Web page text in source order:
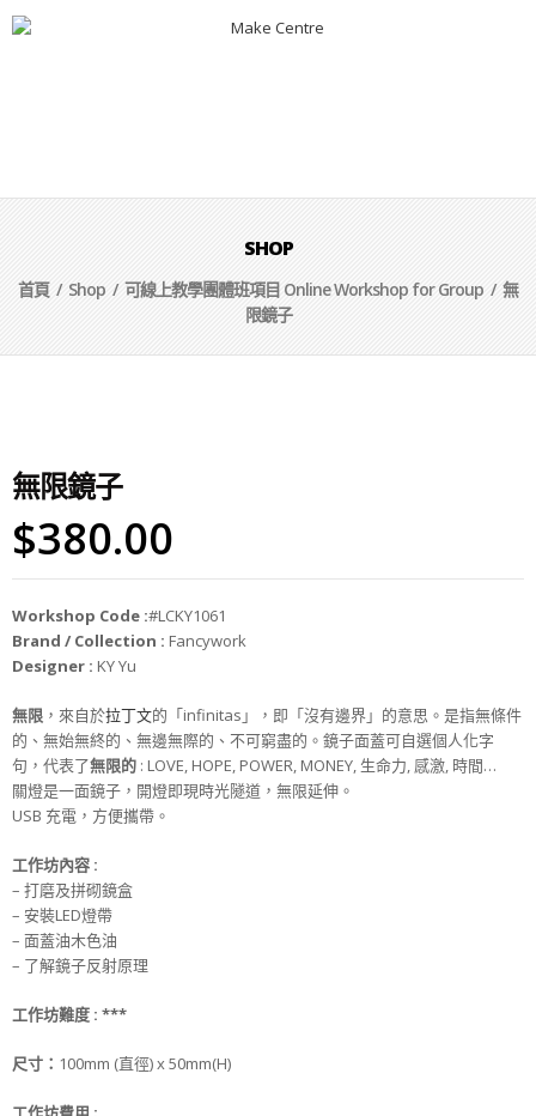
SHOP
首頁/ Shop / 可線上教學團體班項目 Online Workshop for Group / 無
限鏡子
無限鏡子
$380.00
Workshop Code :#LCKY1061
Brand / Collection : Fancywork
Designer : KY Yu
無限 ，來自於拉丁文的「infinitas」，即「沒有邊界」的意思。是指無條件
的、無始無終的、無邊無際的、不可窮盡的。鏡子面蓋可自選個人化字
句，代表了無限的 : LOVE, HOPE, POWER, MONEY, 生命力, 感激, 時間…
關燈是一面鏡子，開燈即現時光隧道，無限延伸。
USB 充電，方便攜帶。
工作坊內容 :
– 打磨及拼砌鏡盒
– 安裝LED燈帶
– 面蓋油木色油
– 了解鏡子反射原理
工作坊難度 : ***
尺寸 ： 100mm (直徑) x 50mm(H)